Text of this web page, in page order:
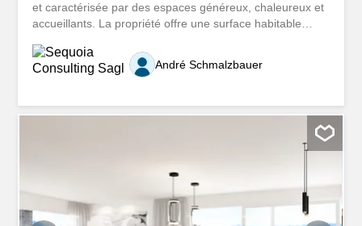
et caractérisée par des espaces généreux, chaleureux et
accueillants. La propriété offre une surface habitable
style traditionnel, avec des sols en terre cuite, des
plafonds avec poutres en bois apparentes et de grandes
naturelle et une agréable vue dégagée sur le paysage
avec cheminée, une salle à manger avec accès direct au
jardin et une cuisine séparée. Les espaces extérieurs,
plats et bien utilisables, représentent l’endroit idéal pour
des moments de détente et de convivialité. Un projet de
construction d’une piscine est également disponible, ce
qui permettrait de valoriser davantage la propriété. La
André Schmalzbauer